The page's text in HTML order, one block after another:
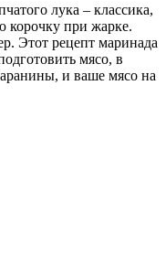
лука – классика,
корочку при жарке.
Этот рецепт маринада
мясо, в
и ваше мясо на